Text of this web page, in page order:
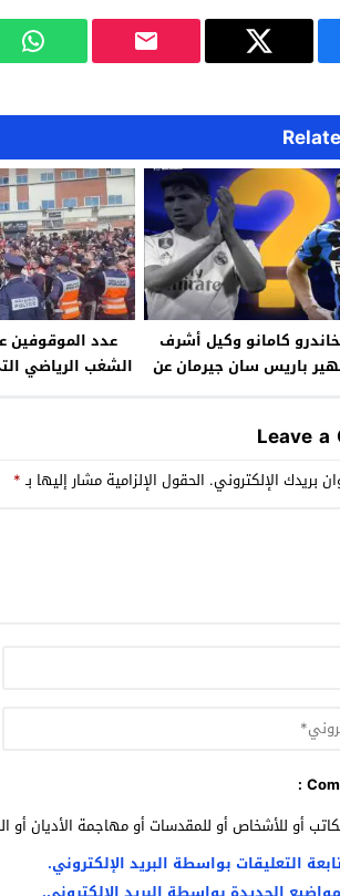
كامانو وكيل أشرف
باريس سان جيرمان عن
عدد الموقوفين
الشغب الرياضي
Leave a
بريدك الإلكتروني. الحقول الإلزامية مشار إليها بـ*
أو للأشخاص أو للمقدسات أو مهاجمة الأديان أو
التعليقات بواسطة البريد الإلكتروني.